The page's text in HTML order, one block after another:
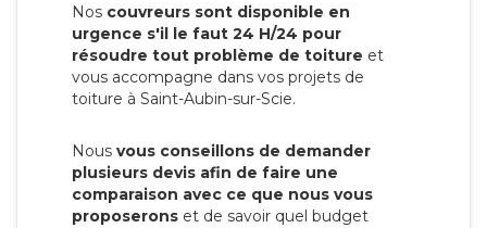
Nos couvreurs sont disponible en
urgence s'il le faut 24 H/24 pour
résoudre tout problème de toiture et
vous accompagne dans vos projets de
toiture à Saint-Aubin-sur-Scie.
Nous vous conseillons de demander
plusieurs devis afin de faire une
comparaison avec ce que nous vous
proposerons et de savoir quel budget